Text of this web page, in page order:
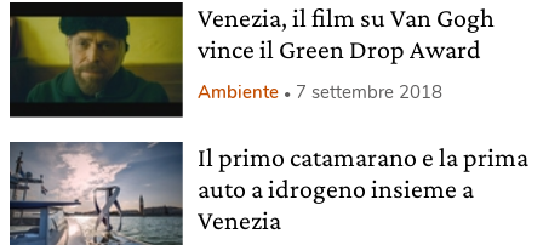
Venezia, il film su Van Gogh
vince il Green Drop Award
Ambiente 7 settembre 2018
Il primo catamarano e la prima
auto a idrogeno insieme a
Venezia